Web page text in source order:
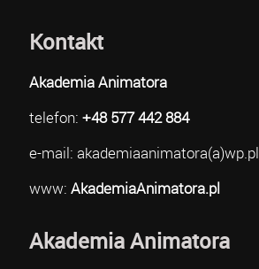
Kontakt
Akademia Animatora
telefon: +48 577 442 884
e-mail: akademiaanimatora(a)wp.pl
www: AkademiaAnimatora.pl
Akademia Animatora